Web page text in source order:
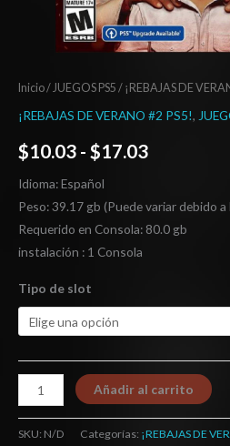
Inicio/ JUEGOS PS5 / ¡REBAJAS DE
¡REBAJAS DE VERANO #2 PS5!,
$10.03 - $17.03
Idioma: Español
Peso: 39.17 gb (Puede variar debido
Requerido en Consola: 80.0 gb
instalación : 1 Consola
Tipo de slot
Añadir al carrito
SKU: N/D Categorías: ¡REBAJAS DE